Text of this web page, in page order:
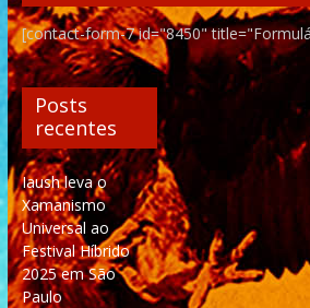
[contact-form-7 id="8450"
Posts
recentes
Iaush leva o
Xamanismo
Universal ao
Festival Híbrido
2025 em São
Paulo